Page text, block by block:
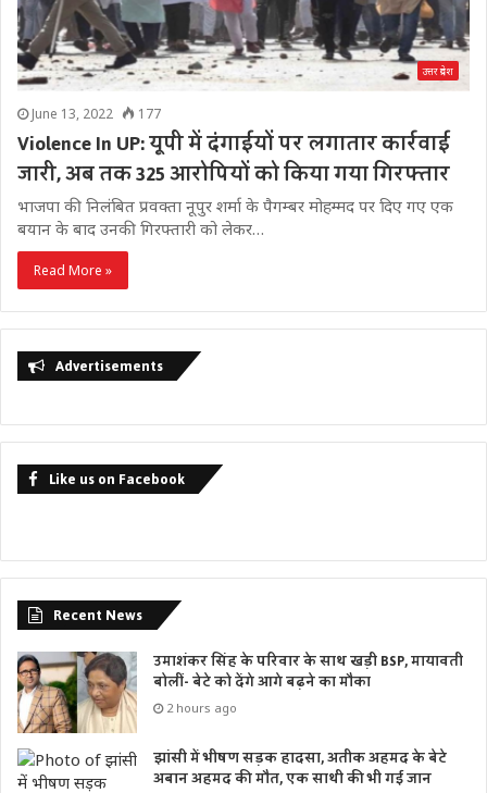
उत्तर प्रदेश
June 13, 2022 177
Violence In UP: यूपी में दंगाईयों पर लगातार कार्रवाई
जारी, अब तक 325 आरोपियों को किया गया गिरफ्तार
भाजपा की न‍िलंबित प्रवक्‍ता नूपुर शर्मा के पैगम्‍बर मोहम्‍मद पर द‍िए गए एक
बयान के बाद उनकी गिरफ्तारी को लेकर…
Read More »
Advertisements
Like us on Facebook
Recent News
उमाशंकर सिंह के परिवार के साथ खड़ी BSP, मायावती
बोलीं- बेटे को देंगे आगे बढ़ने का मौका
2 hours ago
झांसी में भीषण सड़क हादसा, अतीक अहमद के बेटे
अबान अहमद की मौत, एक साथी की भी गई जान